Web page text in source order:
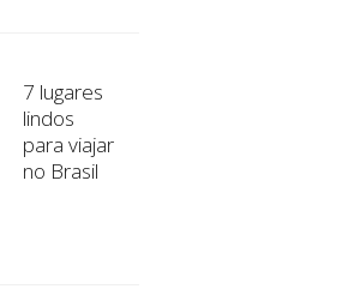
7 lugares
lindos
para viajar
no Brasil